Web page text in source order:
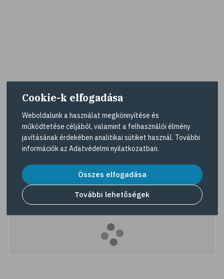
Cookie-k elfogadása
Weboldalunk a használat megkönnyítése és
működtetése céljából, valamint a felhasználói élmény
javításának érdekében analitikai sütiket használ. További
információk az Adatvédelmi nyilatkozatban.
Összes elfogadása
További lehetőségek